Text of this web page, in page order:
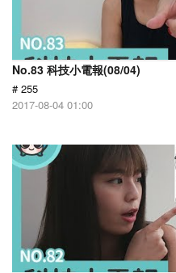
No.83 科技小電報(08/04)
# 255
2017-08-04 01:00